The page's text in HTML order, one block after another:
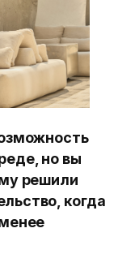
но вы
решили
когда